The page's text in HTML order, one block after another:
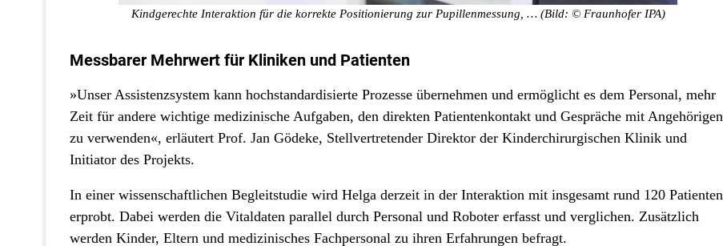
Kindgerechte Interaktion für die korrekte Positionierung zur Pupillenmessung, … (Bild: © Fraunhofer IPA)
Messbarer Mehrwert für Kliniken und Patienten
»Unser Assistenzsystem kann hochstandardisierte Prozesse übernehmen und ermöglicht es dem Personal, mehr
Zeit für andere wichtige medizinische Aufgaben, den direkten Patientenkontakt und Gespräche mit Angehörigen
zu verwenden«, erläutert Prof. Jan Gödeke, Stellvertretender Direktor der Kinderchirurgischen Klinik und
Initiator des Projekts.
In einer wissenschaftlichen Begleitstudie wird Helga derzeit in der Interaktion mit insgesamt rund 120 Patienten
erprobt. Dabei werden die Vitaldaten parallel durch Personal und Roboter erfasst und verglichen. Zusätzlich
werden Kinder, Eltern und medizinisches Fachpersonal zu ihren Erfahrungen befragt.